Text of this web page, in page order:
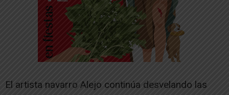
El artista navarro Alejo continúa desvelando las